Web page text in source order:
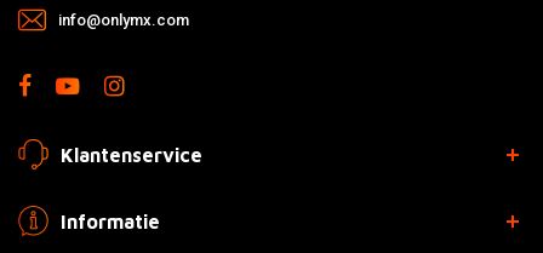
info@onlymx.com
Klantenservice
Informatie